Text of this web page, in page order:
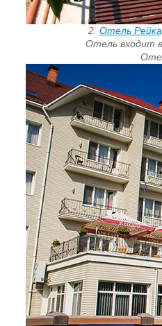
2. Отель
Отель входит